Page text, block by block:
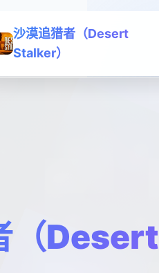
沙漠追猎者（Desert
Stalker）
（Desert